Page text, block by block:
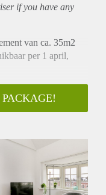
if you have any
van ca. 35m2
per 1 april,
is gelegen op de
appartement heeft
douche en wastafel.
worden voorzien